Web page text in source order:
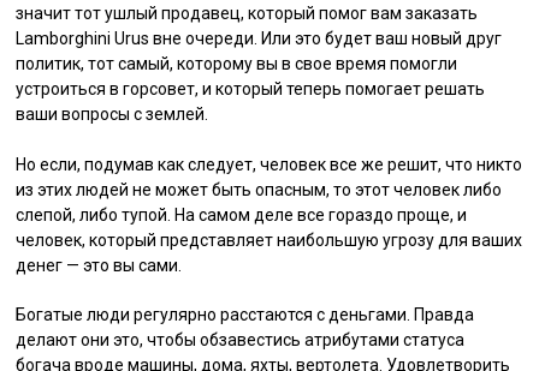
значит тот ушлый продавец, который помог вам заказать
Lamborghini Urus вне очереди. Или это будет ваш новый друг
политик, тот самый, которому вы в свое время помогли
устроиться в горсовет, и который теперь помогает решать
ваши вопросы с землей.
Но если, подумав как следует, человек все же решит, что никто
из этих людей не может быть опасным, то этот человек либо
слепой, либо тупой. На самом деле все гораздо проще, и
человек, который представляет наибольшую угрозу для ваших
денег — это вы сами.
Богатые люди регулярно расстаются с деньгами. Правда
делают они это, чтобы обзавестись атрибутами статуса
богача вроде машины, дома, яхты, вертолета. Удовлетворить